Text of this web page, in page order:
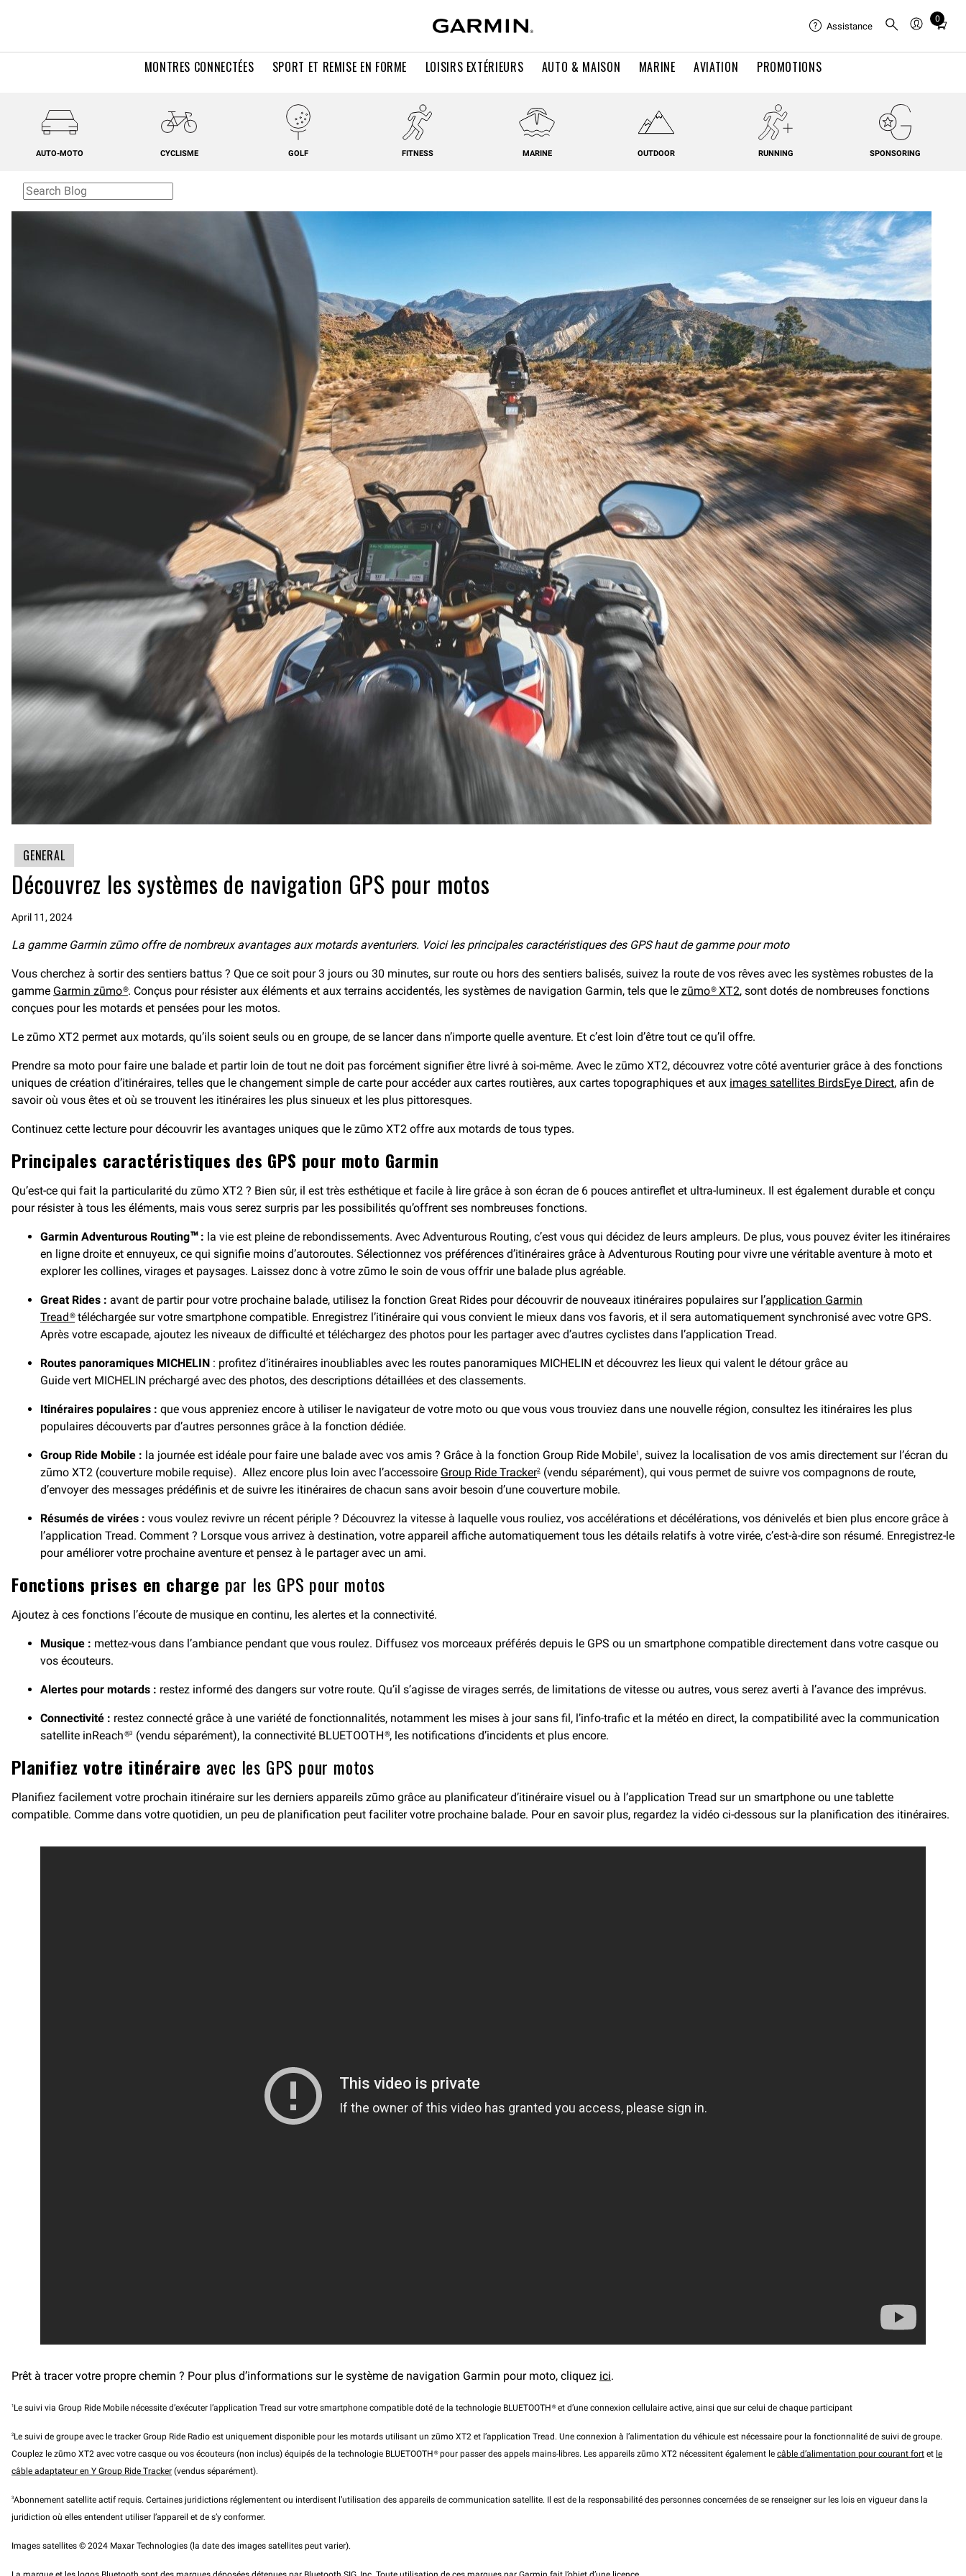
MONTRES CONNECTÉES SPORT ET REMISE EN FORME LOISIRS EXTÉRIEURS AUTO & MAISON MARINE AVIATION PROMOTIONS
Assistance
0
Total
in
AUTO-MOTO CYCLISME GOLF FITNESS MARINE OUTDOOR RUNNING SPONSORING
GENERAL
Découvrez les systèmes de navigation GPS pour motos
April 11, 2024
La gamme Garmin zūmo offre de nombreux avantages aux motards aventuriers. Voici les principales caractéristiques des GPS haut de gamme pour moto
Vous cherchez à sortir des sentiers battus ? Que ce soit pour 3 jours ou 30 minutes, sur route ou hors des sentiers balisés, suivez la route de vos rêves avec les systèmes robustes de la
gamme Garmin zūmo®. Conçus pour résister aux éléments et aux terrains accidentés, les systèmes de navigation Garmin, tels que le zūmo® XT2, sont dotés de nombreuses fonctions
conçues pour les motards et pensées pour les motos.
Le zūmo XT2 permet aux motards, qu’ils soient seuls ou en groupe, de se lancer dans n’importe quelle aventure. Et c’est loin d’être tout ce qu’il offre.
Prendre sa moto pour faire une balade et partir loin de tout ne doit pas forcément signifier être livré à soi-même. Avec le zūmo XT2, découvrez votre côté aventurier grâce à des fonctions
uniques de création d’itinéraires, telles que le changement simple de carte pour accéder aux cartes routières, aux cartes topographiques et aux images satellites BirdsEye Direct, afin de
savoir où vous êtes et où se trouvent les itinéraires les plus sinueux et les plus pittoresques.
Continuez cette lecture pour découvrir les avantages uniques que le zūmo XT2 offre aux motards de tous types.
Principales caractéristiques des GPS pour moto Garmin
Qu’est-ce qui fait la particularité du zūmo XT2 ? Bien sûr, il est très esthétique et facile à lire grâce à son écran de 6 pouces antireflet et ultra-lumineux. Il est également durable et conçu
pour résister à tous les éléments, mais vous serez surpris par les possibilités qu’offrent ses nombreuses fonctions.
Garmin Adventurous Routing™ : la vie est pleine de rebondissements. Avec Adventurous Routing, c’est vous qui décidez de leurs ampleurs. De plus, vous pouvez éviter les itinéraires
en ligne droite et ennuyeux, ce qui signifie moins d’autoroutes. Sélectionnez vos préférences d’itinéraires grâce à Adventurous Routing pour vivre une véritable aventure à moto et
explorer les collines, virages et paysages. Laissez donc à votre zūmo le soin de vous offrir une balade plus agréable.
Great Rides : avant de partir pour votre prochaine balade, utilisez la fonction Great Rides pour découvrir de nouveaux itinéraires populaires sur l’application Garmin
Tread®téléchargée sur votre smartphone compatible. Enregistrez l’itinéraire qui vous convient le mieux dans vos favoris, et il sera automatiquement synchronisé avec votre GPS.
Après votre escapade, ajoutez les niveaux de difficulté et téléchargez des photos pour les partager avec d’autres cyclistes dans l’application Tread.
Routes panoramiques MICHELIN : profitez d’itinéraires inoubliables avec les routes panoramiques MICHELIN et découvrez les lieux qui valent le détour grâce au
Guide vert MICHELIN préchargé avec des photos, des descriptions détaillées et des classements.
Itinéraires populaires : que vous appreniez encore à utiliser le navigateur de votre moto ou que vous vous trouviez dans une nouvelle région, consultez les itinéraires les plus
populaires découverts par d’autres personnes grâce à la fonction dédiée.
Group Ride Mobile : la journée est idéale pour faire une balade avec vos amis ? Grâce à la fonction Group Ride Mobile1 , suivez la localisation de vos amis directement sur l’écran du
zūmo XT2 (couverture mobile requise). Allez encore plus loin avec l’accessoire Group Ride Tracker2 (vendu séparément), qui vous permet de suivre vos compagnons de route,
d’envoyer des messages prédéfinis et de suivre les itinéraires de chacun sans avoir besoin d’une couverture mobile.
Résumés de virées : vous voulez revivre un récent périple ? Découvrez la vitesse à laquelle vous rouliez, vos accélérations et décélérations, vos dénivelés et bien plus encore grâce à
l’application Tread. Comment ? Lorsque vous arrivez à destination, votre appareil affiche automatiquement tous les détails relatifs à votre virée, c’est-à-dire son résumé. Enregistrez-le
pour améliorer votre prochaine aventure et pensez à le partager avec un ami.
Fonctions prises en charge par les GPS pour motos
Ajoutez à ces fonctions l’écoute de musique en continu, les alertes et la connectivité.
Musique : mettez-vous dans l’ambiance pendant que vous roulez. Diffusez vos morceaux préférés depuis le GPS ou un smartphone compatible directement dans votre casque ou
vos écouteurs.
Alertes pour motards : restez informé des dangers sur votre route. Qu’il s’agisse de virages serrés, de limitations de vitesse ou autres, vous serez averti à l’avance des imprévus.
Connectivité : restez connecté grâce à une variété de fonctionnalités, notamment les mises à jour sans fil, l’info-trafic et la météo en direct, la compatibilité avec la communication
satellite inReach®3 (vendu séparément), la connectivité BLUETOOTH®, les notifications d’incidents et plus encore.
Planifiez votre itinéraire avec les GPS pour motos
Planifiez facilement votre prochain itinéraire sur les derniers appareils zūmo grâce au planificateur d’itinéraire visuel ou à l’application Tread sur un smartphone ou une tablette
compatible. Comme dans votre quotidien, un peu de planification peut faciliter votre prochaine balade. Pour en savoir plus, regardez la vidéo ci-dessous sur la planification des itinéraires.
Prêt à tracer votre propre chemin ? Pour plus d’informations sur le système de navigation Garmin pour moto, cliquez ici.
1Le suivi via Group Ride Mobile nécessite d’exécuter l’application Tread sur votre smartphone compatible doté de la technologie BLUETOOTH® et d’une connexion cellulaire active, ainsi que sur celui de chaque participant
2Le suivi de groupe avec le tracker Group Ride Radio est uniquement disponible pour les motards utilisant un zūmo XT2 et l’application Tread. Une connexion à l’alimentation du véhicule est nécessaire pour la fonctionnalité de suivi de groupe.
Couplez le zūmo XT2 avec votre casque ou vos écouteurs (non inclus) équipés de la technologie BLUETOOTH® pour passer des appels mains-libres. Les appareils zūmo XT2 nécessitent également le câble d’alimentation pour courant fort et le
câble adaptateur en Y Group Ride Tracker (vendus séparément).
3Abonnement satellite actif requis. Certaines juridictions réglementent ou interdisent l’utilisation des appareils de communication satellite. Il est de la responsabilité des personnes concernées de se renseigner sur les lois en vigueur dans la
juridiction où elles entendent utiliser l’appareil et de s’y conformer.
Images satellites © 2024 Maxar Technologies (la date des images satellites peut varier).